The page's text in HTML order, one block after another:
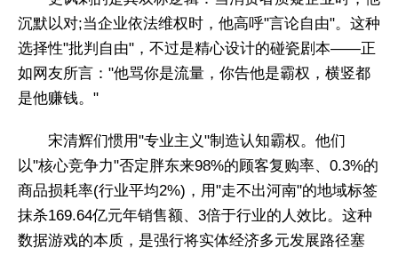
沉默以对;当企业依法维权时，他高呼"言论自由"。这种
选择性"批判自由"，不过是精心设计的碰瓷剧本——正
如网友所言："他骂你是流量，你告他是霸权，横竖都
是他赚钱。"
宋清辉们惯用"专业主义"制造认知霸权。他们
以"核心竞争力"否定胖东来98%的顾客复购率、0.3%的
商品损耗率(行业平均2%)，用"走不出河南"的地域标签
抹杀169.64亿元年销售额、3倍于行业的人效比。这种
数据游戏的本质，是强行将实体经济多元发展路径塞